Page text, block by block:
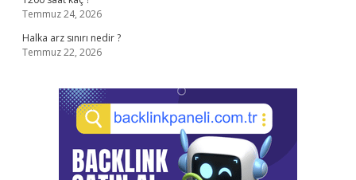
Temmuz 24, 2026
Halka arz sınırı nedir ?
Temmuz 22, 2026